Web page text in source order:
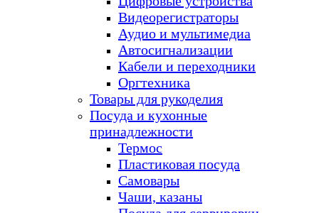
Видеорегистраторы
Аудио и мультимедиа
Автосигнализации
Кабели и переходники
Оргтехника
Товары для рукоделия
Посуда и кухонные
принадлежности
Термос
Пластиковая посуда
Самовары
Чаши, казаны